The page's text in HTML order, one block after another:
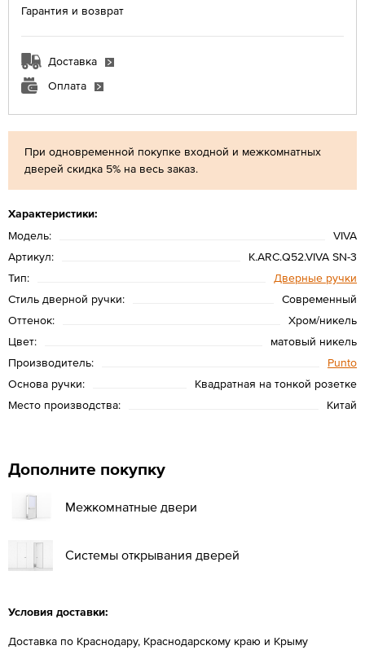
При одновременной покупке входной и межкомнатных
дверей скидка 5% на весь заказ.
Характеристики:
Модель:
VIVA
Артикул:
K.ARC.Q52.VIVA SN-3
Тип:
Дверные ручки
Стиль дверной ручки:
Современный
Оттенок:
Хром/никель
Цвет:
матовый никель
Производитель:
Punto
Основа ручки:
Квадратная на тонкой розетке
Место производства:
Китай
Гарантия и возврат
Доставка
Оплата
Дополните покупку
Межкомнатные двери
Системы открывания дверей
Условия доставки:
Доставка по Краснодару, Краснодарскому краю и Крыму